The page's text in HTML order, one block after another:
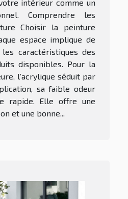
intérieur comme un
Comprendre les
Choisir la peinture
espace implique de
caractéristiques des
disponibles. Pour la
l’acrylique séduit par
sa faible odeur
rapide. Elle offre une
et une bonne...